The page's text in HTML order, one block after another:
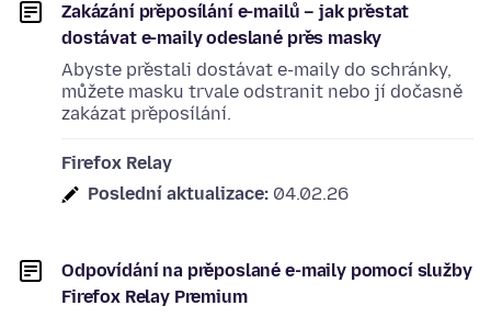
Zakázání přeposílání e-mailů – jak přestat
dostávat e-maily odeslané přes masky
Abyste přestali dostávat e-maily do schránky,
můžete masku trvale odstranit nebo jí dočasně
zakázat přeposílání.
Firefox Relay
Poslední aktualizace: 04.02.26
Odpovídání na přeposlané e-maily pomocí služby
Firefox Relay Premium